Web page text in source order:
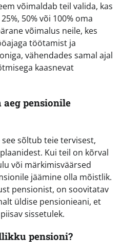
võimaldab teil valida, kas
50% või 100% oma
võimalus neile, kes
töötamist ja
vähendades samal ajal
kaasnevat
pensionile
see sõltub teie tervisest,
Kui teil on kõrval
või märkimisväärsed
jäämine olla mõistlik.
pensionist, on soovitatav
üldise pensionieani, et
sissetulek.
pensioni?